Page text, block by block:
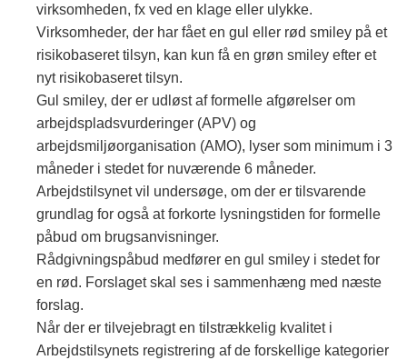
virksomheden, fx ved en klage eller ulykke.
Virksomheder, der har fået en gul eller rød smiley på et
risikobaseret tilsyn, kan kun få en grøn smiley efter et
nyt risikobaseret tilsyn.
Gul smiley, der er udløst af formelle afgørelser om
arbejdspladsvurderinger (APV) og
arbejdsmiljøorganisation (AMO), lyser som minimum i 3
måneder i stedet for nuværende 6 måneder.
Arbejdstilsynet vil undersøge, om der er tilsvarende
grundlag for også at forkorte lysningstiden for formelle
påbud om brugsanvisninger.
Rådgivningspåbud medfører en gul smiley i stedet for
en rød. Forslaget skal ses i sammenhæng med næste
forslag.
Når der er tilvejebragt en tilstrækkelig kvalitet i
Arbejdstilsynets registrering af de forskellige kategorier